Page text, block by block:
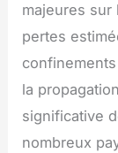
majeures sur
pertes
la
significative
nombreux